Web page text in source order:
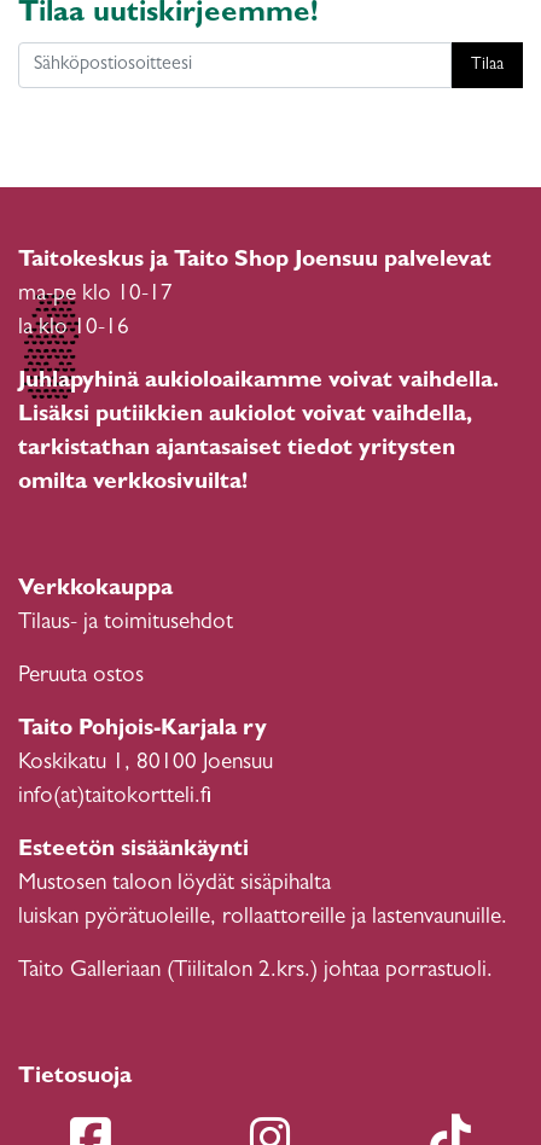
Tilaa uutiskirjeemme!
Tilaa
Taitokeskus ja Taito Shop Joensuu palvelevat
ma-pe klo 10-17
la klo 10-16
Juhlapyhinä aukioloaikamme voivat vaihdella.
Lisäksi putiikkien aukiolot voivat vaihdella,
tarkistathan ajantasaiset tiedot yritysten
omilta verkkosivuilta!
Verkkokauppa
Tilaus- ja toimitusehdot
Peruuta ostos
Taito Pohjois-Karjala ry
Koskikatu 1, 80100 Joensuu
info(at)taitokortteli.fi
Esteetön sisäänkäynti
Mustosen taloon löydät sisäpihalta
luiskan pyörätuoleille, rollaattoreille ja lastenvaunuille.
Taito Galleriaan (Tiilitalon 2.krs.) johtaa porrastuoli.
Tietosuoja